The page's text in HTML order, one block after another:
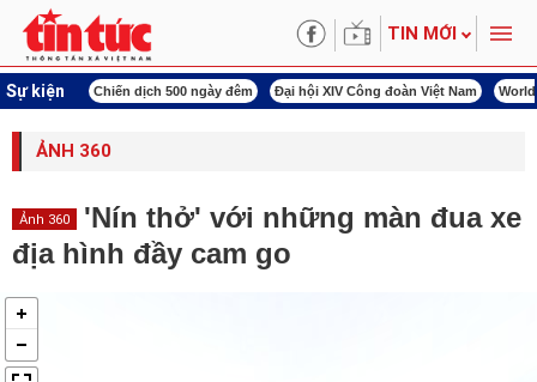
TIN MỚI
Sự kiện
ngày đêm Đại hội XIV Công đoàn Việt Nam World Cup 2026 Kỳ họp thứ
ẢNH 360
Ảnh 360
'Nín thở' với những màn đua xe
địa hình đầy cam go